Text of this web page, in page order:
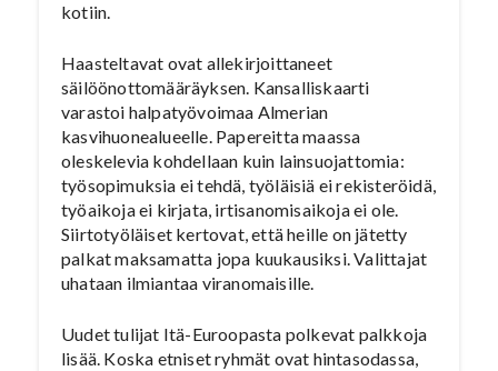
kotiin.
Haasteltavat ovat allekirjoittaneet
säilöönottomääräyksen. Kansalliskaarti
varastoi halpatyövoimaa Almerian
kasvihuonealueelle. Papereitta maassa
oleskelevia kohdellaan kuin lainsuojattomia:
työsopimuksia ei tehdä, työläisiä ei rekisteröidä,
työaikoja ei kirjata, irtisanomisaikoja ei ole.
Siirtotyöläiset kertovat, että heille on jätetty
palkat maksamatta jopa kuukausiksi. Valittajat
uhataan ilmiantaa viranomaisille.
Uudet tulijat Itä-Euroopasta polkevat palkkoja
lisää. Koska etniset ryhmät ovat hintasodassa,